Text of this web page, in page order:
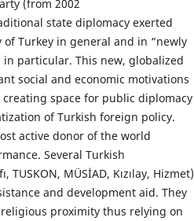
(from 2002
state diplomacy exerted
Turkey in general and in “newly
particular. This new, globalized
social and economic motivations
space for public diplomacy
of Turkish foreign policy.
active donor of the world
Several Turkish
TUSKON, MÜSİAD, Kızılay, Hizmet)
and development aid. They
proximity thus relying on